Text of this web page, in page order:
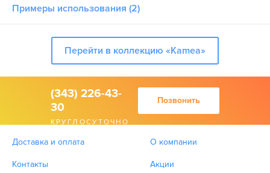
Примеры использования (2)
Перейти в коллекцию «Kamea»
(343) 226-43-
30
КРУГЛОСУТОЧНО
Позвонить
Доставка и оплата О компании
Контакты Акции